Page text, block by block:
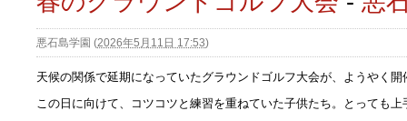
悪石島学園 (2026年5月11日 17:53)
天候の関係で延期になっていたグラウンドゴルフ大会が、ようやく開
この日に向けて、コツコツと練習を重ねていた子供たち。とっても上